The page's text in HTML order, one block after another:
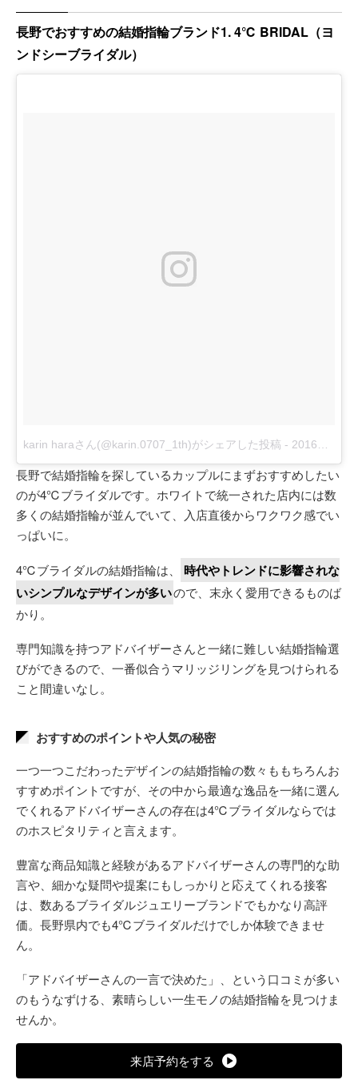
長野でおすすめの結婚指輪ブランド1. 4℃ BRIDAL（ヨ
ンドシーブライダル）
karin haraさん(@karin.0707_1th)がシェアした投稿 - 2016年 7月月3日午前4時20分PDT
長野で結婚指輪を探しているカップルにまずおすすめしたい
のが4℃ブライダルです。ホワイトで統一された店内には数
多くの結婚指輪が並んでいて、入店直後からワクワク感でい
っぱいに。
4℃ブライダルの結婚指輪は、
時代やトレンドに影響されな
いシンプルなデザインが多いので、末永く愛用できるものば
かり。
専門知識を持つアドバイザーさんと一緒に難しい結婚指輪選
びができるので、一番似合うマリッジリングを見つけられる
こと間違いなし。
おすすめのポイントや人気の秘密
一つ一つこだわったデザインの結婚指輪の数々ももちろんお
すすめポイントですが、その中から最適な逸品を一緒に選ん
でくれるアドバイザーさんの存在は4℃ブライダルならでは
のホスピタリティと言えます。
豊富な商品知識と経験があるアドバイザーさんの専門的な助
言や、細かな疑問や提案にもしっかりと応えてくれる接客
は、数あるブライダルジュエリーブランドでもかなり高評
価。長野県内でも4℃ブライダルだけでしか体験できませ
ん。
「アドバイザーさんの一言で決めた」、という口コミが多い
のもうなずける、素晴らしい一生モノの結婚指輪を見つけま
せんか。
来店予約をする